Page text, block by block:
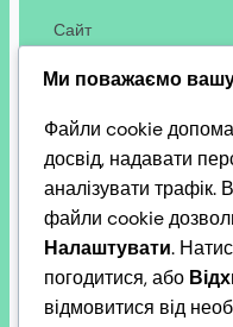
Сайт
браузері для моїх
Автори публікацій є
викладають свої
цьому суть інформування
Ми поважаємо вашу
Файли cookie
досвід, надавати
аналізувати трафік.
файли cookie
Налаштувати.
погодитися, або
відмовитися від